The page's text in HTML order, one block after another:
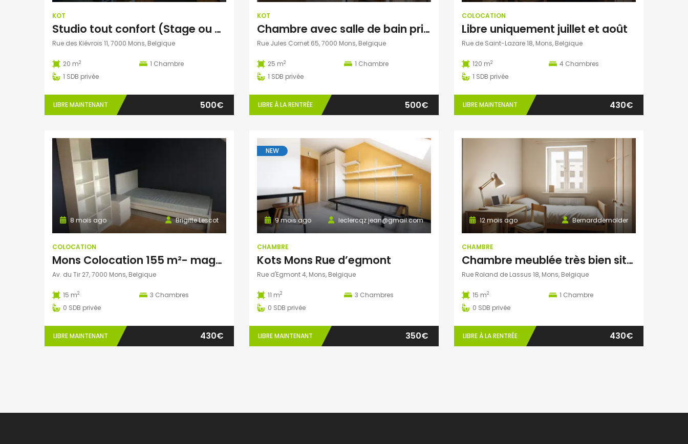
KOT
Studio tout confort (Stage ou courte durée possible)
Rue des Kiévrois 11, 7000 Mons, Belgique
20 m2 1 Chambre
1 SDB privée
LIBRE MAINTENANT 500€
KOT
Chambre avec salle de bain privative et bureau séparé dans une colocation de 4 personnes
Rue Jules Cornet 65, 7000 Mons, Belgique
25 m2 1 Chambre
1 SDB privée
LIBRE À LA RENTRÉE 500€
COLOCATION
Libre uniquement juillet et août
Rue de Saint-Lazare 18, Mons, Belgique
120 m2 4 Chambres
1 SDB privée
LIBRE MAINTENANT 430€
Brigitte Lescot
8 mois ago
COLOCATION
Mons Colocation 155 m²- magnifique appartement duplex – 3 chambres (1 chambre disponible)
Av. du Tir 27, 7000 Mons, Belgique
15 m2 3 Chambres
0 SDB privée
LIBRE MAINTENANT 430€
NEW
leclercqz.jean@gmail.com
9 mois ago
CHAMBRE
Kots Mons Rue d’egmont
Rue d'Egmont 4, Mons, Belgique
11 m2 3 Chambres
0 SDB privée
LIBRE MAINTENANT 350€
Bernarddemolder
12 mois ago
CHAMBRE
Chambre meublée très bien située
Rue Roland de Lassus 18, Mons, Belgique
15 m2 1 Chambre
0 SDB privée
LIBRE À LA RENTRÉE 430€